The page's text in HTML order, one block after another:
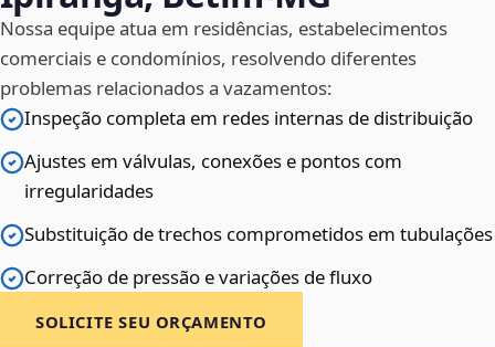
Nossa equipe atua em residências, estabelecimentos
comerciais e condomínios, resolvendo diferentes
problemas relacionados a vazamentos:
Inspeção completa em redes internas de distribuição
Ajustes em válvulas, conexões e pontos com
irregularidades
Substituição de trechos comprometidos em tubulações
Correção de pressão e variações de fluxo
SOLICITE SEU ORÇAMENTO